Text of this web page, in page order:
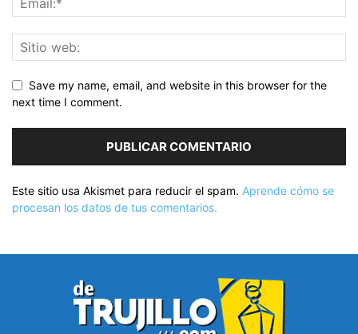
Save my name, email, and website in this browser for the
next time I comment.
Este sitio usa Akismet para reducir el spam. Aprende cómo se
procesan los datos de tus comentarios.